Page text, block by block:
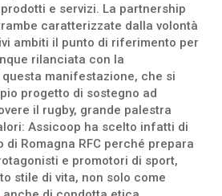
e servizi. La partnership
caratterizzate dalla volontà
ambiti il punto di riferimento per
rilanciata con la
manifestazione, che si
progetto di sostegno ad
il rugby, grande palestra
Assicoop ha scelto infatti di
Romagna RFC perché prepara
e promotori di sport,
stile di vita, non solo come